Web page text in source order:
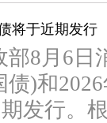
将于近期发行
8月6日
)和
发行。